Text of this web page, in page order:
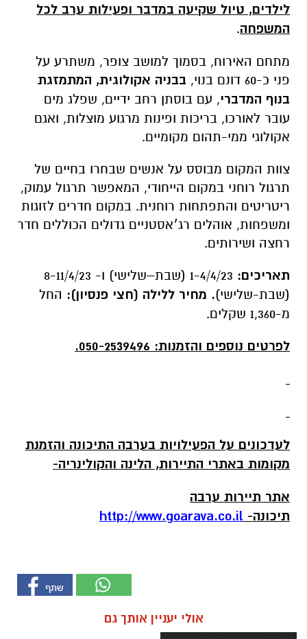
לילדים, טיול שקיעה במדבר ופעילות ערב לכל
המשפחה.
מתחם האירוח, בסמוך למושב צופר, משתרע על
פני כ-60 דונם בנוי,
בבניה אקולוגית, המתמזגת
בנוף המדברי, עם בוסתן רחב ידיים, שפלג מים
עובר לאורכו, בריכות ופינות מרגוע מוצלות, ואגם
אקולוגי ממי-תהום מקומיים.
צוות המקום מבוסס על אנשים שבחרו בחיים של
תרגול רוחני במקום הייחודי, המאפשר תרגול עמוק,
ריטריטים והתפתחות רוחנית. במקום חדרים לזוגות
ומשפחות, אוהלים רג׳אסטניים גדולים הכוללים חדר
רחצה ושירותים.
תאריכים: 1-4/4/23 (שבת–שלישי) ו-
8-11/4/23
(שבת-שלישי). מחיר ללילה (חצי פנסיון): החל
מ-1,360 שקלים.
לפרטים נוספים והזמנות: 050-2539496.
לעדכונים על הפעילויות בערבה התיכונה והזמנת
מקומות באתרי התיירות, הלינה והקולינריה-
אתר תיירות ערבה
תיכונה- http://www.goarava.co.il
אולי יעניין אותך גם